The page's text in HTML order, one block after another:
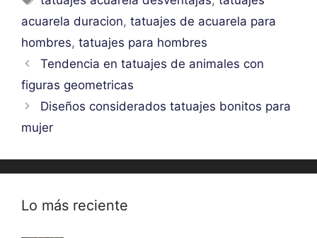
acuarela duracion, tatuajes de acuarela para
hombres, tatuajes para hombres
Tendencia en tatuajes de animales con
figuras geometricas
Diseños considerados tatuajes bonitos para
mujer
Lo más reciente